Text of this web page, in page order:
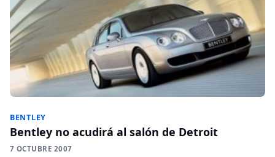
BENTLEY
Bentley no acudirá al salón de Detroit
7 OCTUBRE 2007